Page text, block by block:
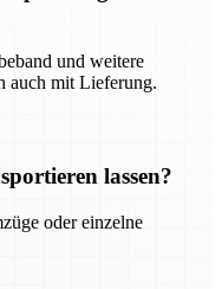
und weitere
auch mit Lieferung.
lassen?
oder einzelne